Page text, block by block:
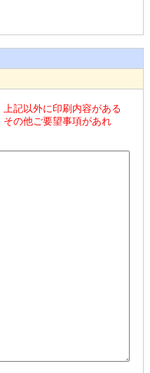
記以外に印刷内容がある
の他ご要望事項があれ